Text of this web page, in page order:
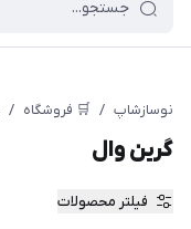
نوسازشاپ / 🛒 فروشگاه /
گرین وال
فیلتر محصولات